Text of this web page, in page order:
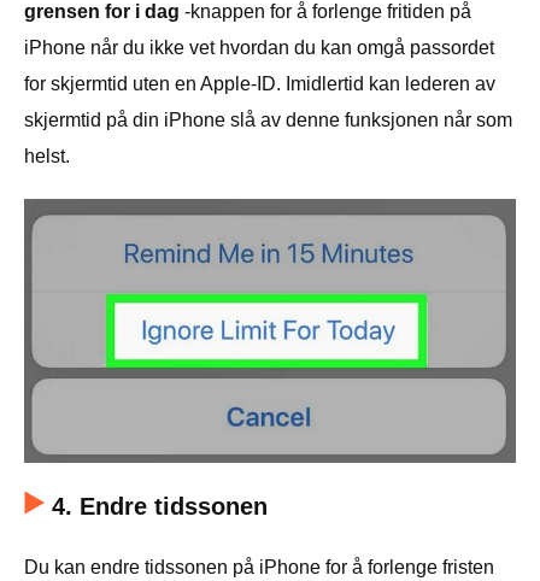
grensen for i dag -knappen for å forlenge fritiden på
iPhone når du ikke vet hvordan du kan omgå passordet
for skjermtid uten en Apple-ID. Imidlertid kan lederen av
skjermtid på din iPhone slå av denne funksjonen når som
helst.
4. Endre tidssonen
Du kan endre tidssonen på iPhone for å forlenge fristen